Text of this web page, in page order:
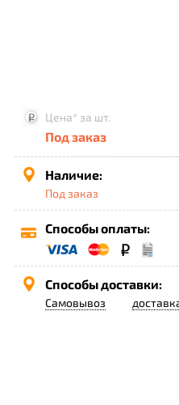
Цена* за шт.
Под заказ
Наличие:
Под заказ
Способы оплаты:
Способы доставки:
Самовывоз